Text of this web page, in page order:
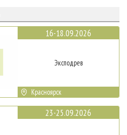
16-18.09.2026
Эксподрев
Красноярск
23-25.09.2026